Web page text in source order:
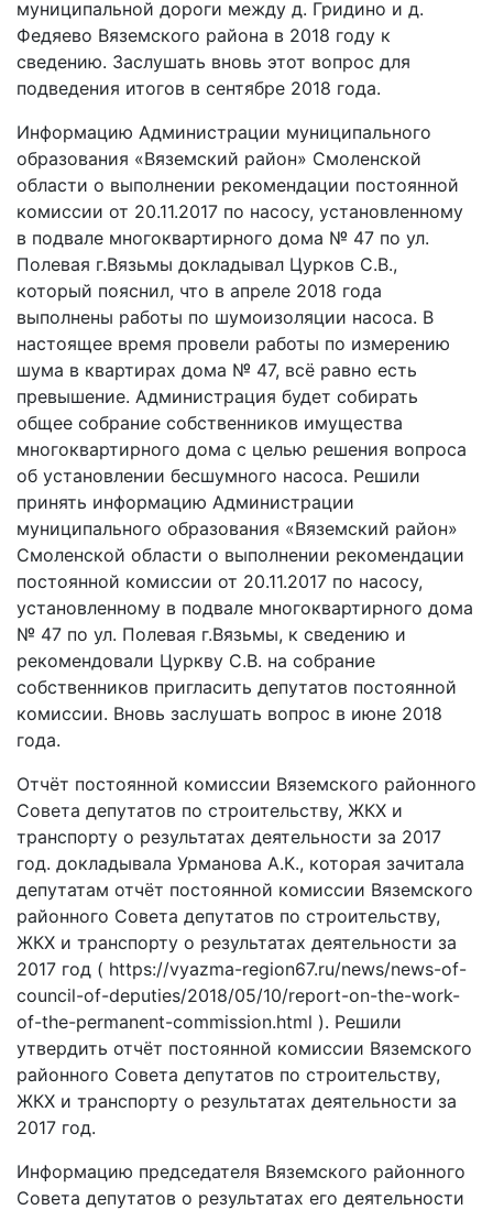
муниципальной дороги между д. Гридино и д.
Федяево Вяземского района в 2018 году к
сведению. Заслушать вновь этот вопрос для
подведения итогов в сентябре 2018 года.
Информацию Администрации муниципального
образования «Вяземский район» Смоленской
области о выполнении рекомендации постоянной
комиссии от 20.11.2017 по насосу, установленному
в подвале многоквартирного дома № 47 по ул.
Полевая г.Вязьмы докладывал Цурков С.В.,
который пояснил, что в апреле 2018 года
выполнены работы по шумоизоляции насоса. В
настоящее время провели работы по измерению
шума в квартирах дома № 47, всё равно есть
превышение. Администрация будет собирать
общее собрание собственников имущества
многоквартирного дома с целью решения вопроса
об установлении бесшумного насоса. Решили
принять информацию Администрации
муниципального образования «Вяземский район»
Смоленской области о выполнении рекомендации
постоянной комиссии от 20.11.2017 по насосу,
установленному в подвале многоквартирного дома
№ 47 по ул. Полевая г.Вязьмы, к сведению и
рекомендовали Цуркву С.В. на собрание
собственников пригласить депутатов постоянной
комиссии. Вновь заслушать вопрос в июне 2018
года.
Отчёт постоянной комиссии Вяземского районного
Совета депутатов по строительству, ЖКХ и
транспорту о результатах деятельности за 2017
год. докладывала Урманова А.К., которая зачитала
депутатам отчёт постоянной комиссии Вяземского
районного Совета депутатов по строительству,
ЖКХ и транспорту о результатах деятельности за
2017 год ( https://vyazma-region67.ru/news/news-of-
council-of-deputies/2018/05/10/report-on-the-work-
of-the-permanent-commission.html ). Решили
утвердить отчёт постоянной комиссии Вяземского
районного Совета депутатов по строительству,
ЖКХ и транспорту о результатах деятельности за
2017 год.
Информацию председателя Вяземского районного
Совета депутатов о результатах его деятельности